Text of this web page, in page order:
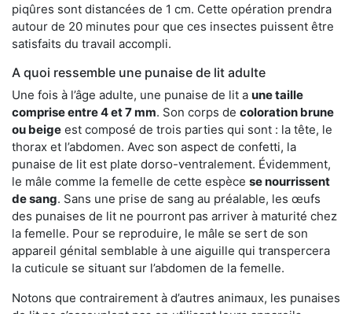
piqûres sont distancées de 1 cm. Cette opération prendra
autour de 20 minutes pour que ces insectes puissent être
satisfaits du travail accompli.
A quoi ressemble une punaise de lit adulte
Une fois à l’âge adulte, une punaise de lit a une taille
comprise entre 4 et 7 mm. Son corps de coloration brune
ou beige est composé de trois parties qui sont : la tête, le
thorax et l’abdomen. Avec son aspect de confetti, la
punaise de lit est plate dorso-ventralement. Évidemment,
le mâle comme la femelle de cette espèce se nourrissent
de sang. Sans une prise de sang au préalable, les œufs
des punaises de lit ne pourront pas arriver à maturité chez
la femelle. Pour se reproduire, le mâle se sert de son
appareil génital semblable à une aiguille qui transpercera
la cuticule se situant sur l’abdomen de la femelle.
Notons que contrairement à d’autres animaux, les punaises